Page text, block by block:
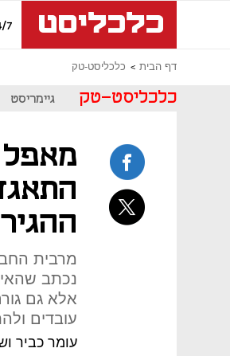
7
דף הבית כלכליסט-טק
כלכליסט-טק גיימריסט
מרבית
נכתב
אלא גם
עובדים
עומר כביר